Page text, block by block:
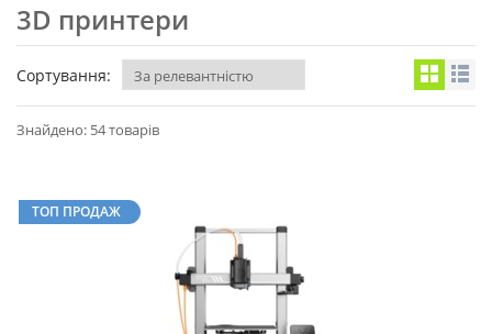
3D принтери
Сортування:
Знайдено: 54 товарів
ТОП ПРОДАЖ